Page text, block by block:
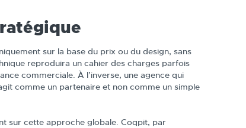
sur la base du prix ou du design, sans
reproduira un cahier des charges parfois
commerciale. À l’inverse, une agence qui
comme un partenaire et non comme un simple
sur cette approche globale. Coqpit, par